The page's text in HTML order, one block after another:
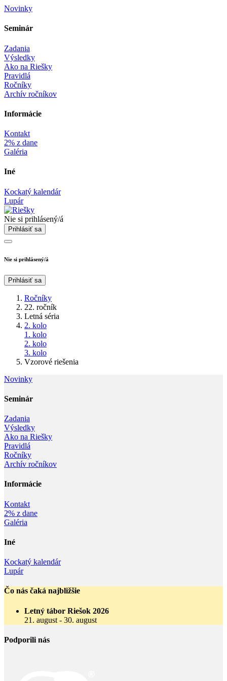
Novinky
Seminár‎
Zadania
Výsledky
Ako na Riešky
Pravidlá
Ročníky
Archív ročníkov
Informácie‎
Kontakt
2% z dane
Galéria
Iné
Kockatý kalendár
Lupár
Nie si prihlásený/á
Prihlásiť sa
Nie si prihlásený/á
Prihlásiť sa
Ročníky
22. ročník
Letná séria
2. kolo
1. kolo
2. kolo
3. kolo
Vzorové riešenia
Novinky
Seminár‎
Zadania
Výsledky
Ako na Riešky
Pravidlá
Ročníky
Archív ročníkov
Informácie‎
Kontakt
2% z dane
Galéria
Iné
Kockatý kalendár
Lupár
Čo nás čaká najbližšie
Letný tábor Riešok 2026
21. august - 30. august
Podporili nás